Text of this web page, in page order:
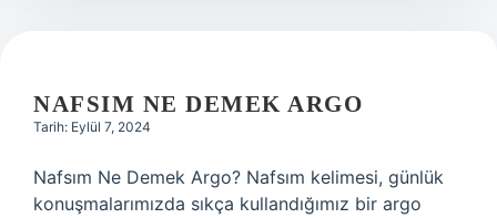
NAFSIM NE DEMEK ARGO
Tarih: Eylül 7, 2024
Nafsım Ne Demek Argo? Nafsım kelimesi, günlük
konuşmalarımızda sıkça kullandığımız bir argo